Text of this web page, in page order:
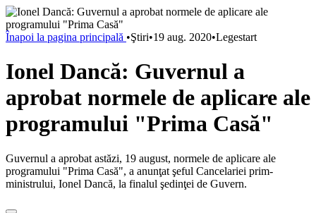
Înapoi la pagina principală •Ştiri•19 aug. 2020•Legestart
Ionel Dancă: Guvernul a
aprobat normele de aplicare ale
programului "Prima Casă"
Guvernul a aprobat astăzi, 19 august, normele de aplicare ale
programului "Prima Casă", a anunţat şeful Cancelariei prim-
ministrului, Ionel Dancă, la finalul şedinţei de Guvern.